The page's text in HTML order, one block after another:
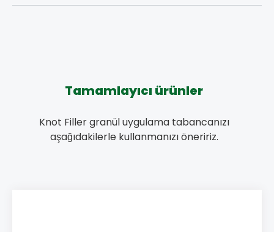
Tamamlayıcı ürünler
Knot Filler granül uygulama tabancanızı
aşağıdakilerle kullanmanızı öneririz.